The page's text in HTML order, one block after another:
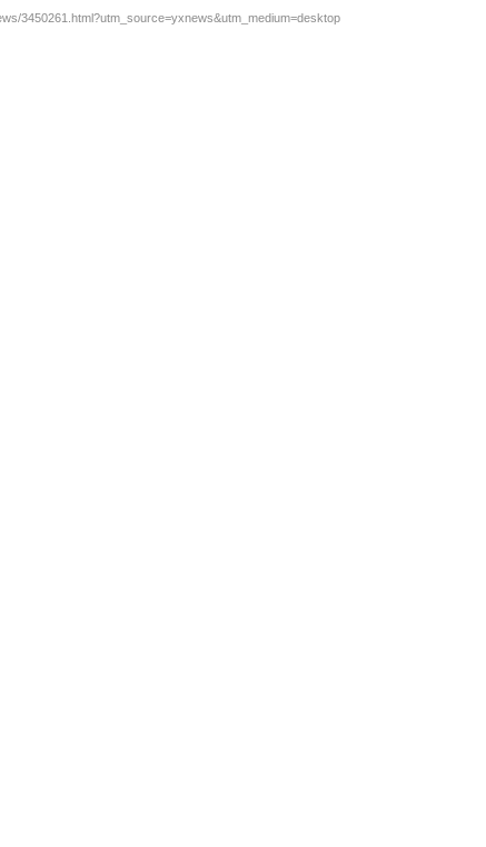
3450261.html?utm_source=yxnews&utm_medium=desktop